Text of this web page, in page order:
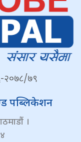
२०७८/७९
पब्लिकेशन
।